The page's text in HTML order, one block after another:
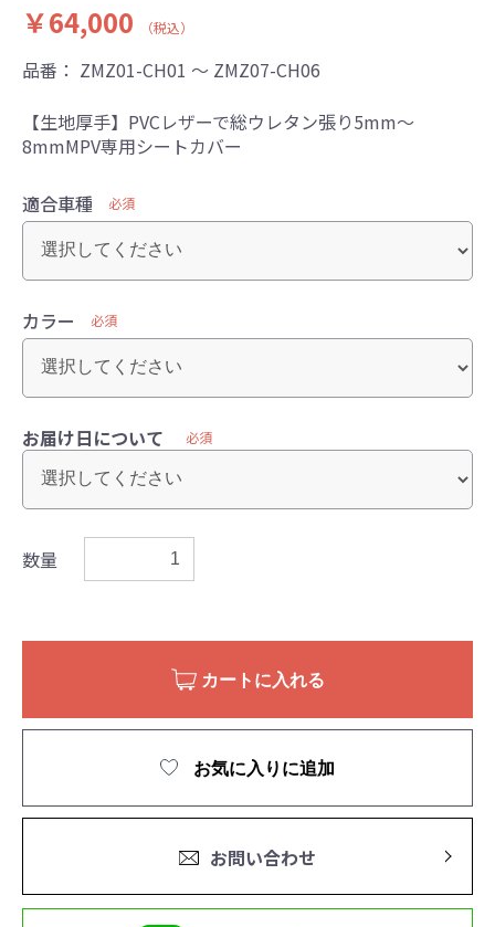
￥64,000 （税込）
品番： ZMZ01-CH01 ～ ZMZ07-CH06
【生地厚手】PVCレザーで総ウレタン張り5mm～
8mmMPV専用シートカバー
適合車種 必須
カラー 必須
お届け日について 必須
数量
カートに入れる
お気に入りに追加
お問い合わせ